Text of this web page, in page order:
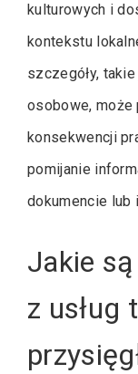
kulturowych i
kontekstu
szczegóły,
osobowe, może
konsekwencji
pomijanie
dokumencie lub
Jakie
z usług